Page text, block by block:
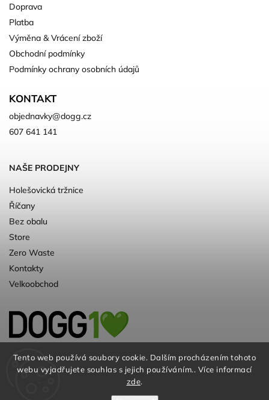
Tento web používá soubory cookie. Dalším procházením tohoto
webu vyjadřujete souhlas s jejich používáním.. Více informací
zde.
Doprava
Platba
Výměna & Vrácení zboží
Obchodní podmínky
Podmínky ochrany osobních údajů
KONTAKT
objednavky@dogg.cz
607 641 141
NAŠE PRODEJNY
Holešovická tržnice
Říčany
Bez obalu
Store
Zero Waste
Kontakty
Velkoobchod
Kvalitní a ♻️eko chovatelské potřeby pro
psy. Už 10 let